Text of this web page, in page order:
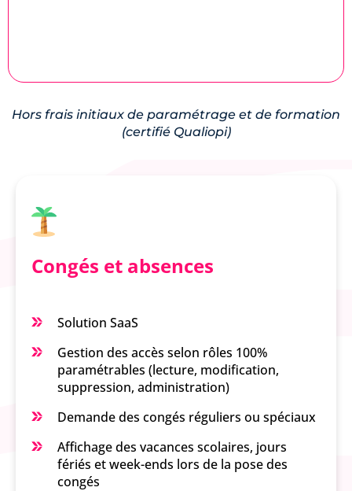
Hors frais initiaux de paramétrage et de formation
(certifié Qualiopi)
Congés et absences
Solution SaaS
Gestion des accès selon rôles 100%
paramétrables (lecture, modification,
suppression, administration)
Demande des congés réguliers ou spéciaux
Affichage des vacances scolaires, jours
fériés et week-ends lors de la pose des
congés